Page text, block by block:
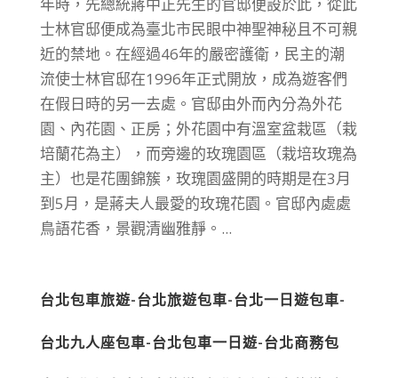
士林官邸便成為臺北市民眼中神聖神秘且不可親
近的禁地。在經過46年的嚴密護衛，民主的潮
流使士林官邸在1996年正式開放，成為遊客們
在假日時的另一去處。官邸由外而內分為外花
園、內花園、正房；外花園中有溫室盆栽區（栽
培蘭花為主），而旁邊的玫瑰園區（栽培玫瑰為
主）也是花團錦簇，玫瑰園盛開的時期是在3月
到5月，是蔣夫人最愛的玫瑰花園。官邸內處處
鳥語花香，景觀清幽雅靜。...
台北包車旅遊-台北旅遊包車-台北一日遊包車-
台北九人座包車-台北包車一日遊-台北商務包